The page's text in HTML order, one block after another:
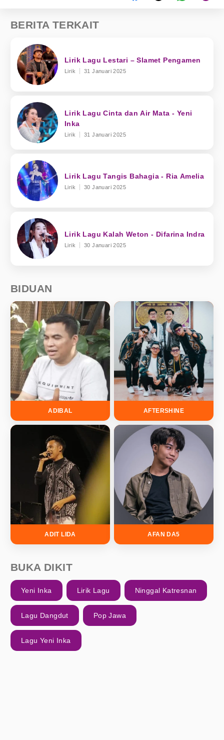
BERITA TERKAIT
Lirik Lagu Lestari – Slamet Pengamen
Lirik 31 Januari 2025
Lirik Lagu Cinta dan Air Mata - Yeni
Inka
Lirik 31 Januari 2025
Lirik Lagu Tangis Bahagia - Ria Amelia
Lirik 30 Januari 2025
Lirik Lagu Kalah Weton - Difarina Indra
Lirik 30 Januari 2025
BIDUAN
ADIBAL AFTERSHINE
ADIT LIDA AFAN DA5
BUKA DIKIT
Yeni Inka Lirik Lagu Ninggal Katresnan
Lagu Dangdut Pop Jawa
Lagu Yeni Inka